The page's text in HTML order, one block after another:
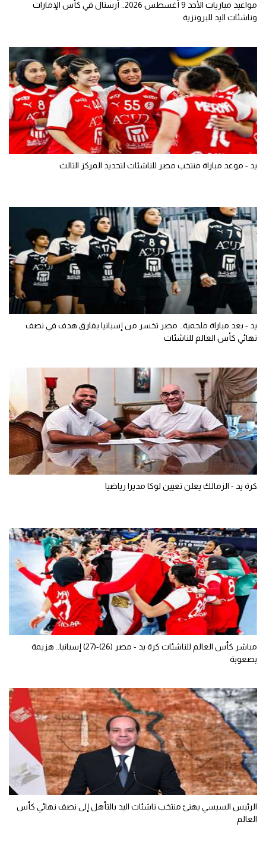
مواعيد مباريات الأحد 9 أغسطس 2026.. أرسنال في كأس الإمارات
وناشئات اليد للبرونزية
يد - موعد مباراة منتخب مصر للناشئات لتحديد المركز الثالث
يد - بعد مباراة ملحمية.. مصر تخسر من إسبانيا بفارق هدف في نصف
نهائي كأس العالم للناشئات
كرة يد - الزمالك يعلن تعيين لوكا مديرا رياضيا
مباشر كأس العالم للناشئات كرة يد - مصر (26)-(27) إسبانيا.. هزيمة
بصعوبة
الرئيس السيسي يهنئ منتخب ناشئات اليد بالتأهل إلى نصف نهائي كأس
العالم